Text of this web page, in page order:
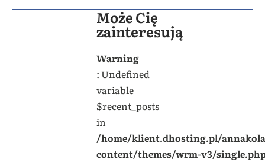
Może Cię
zainteresują
Warning
: Undefined
variable
$recent_posts
in
/home/klient.dhosting.pl/
content/themes/wrm-v3/